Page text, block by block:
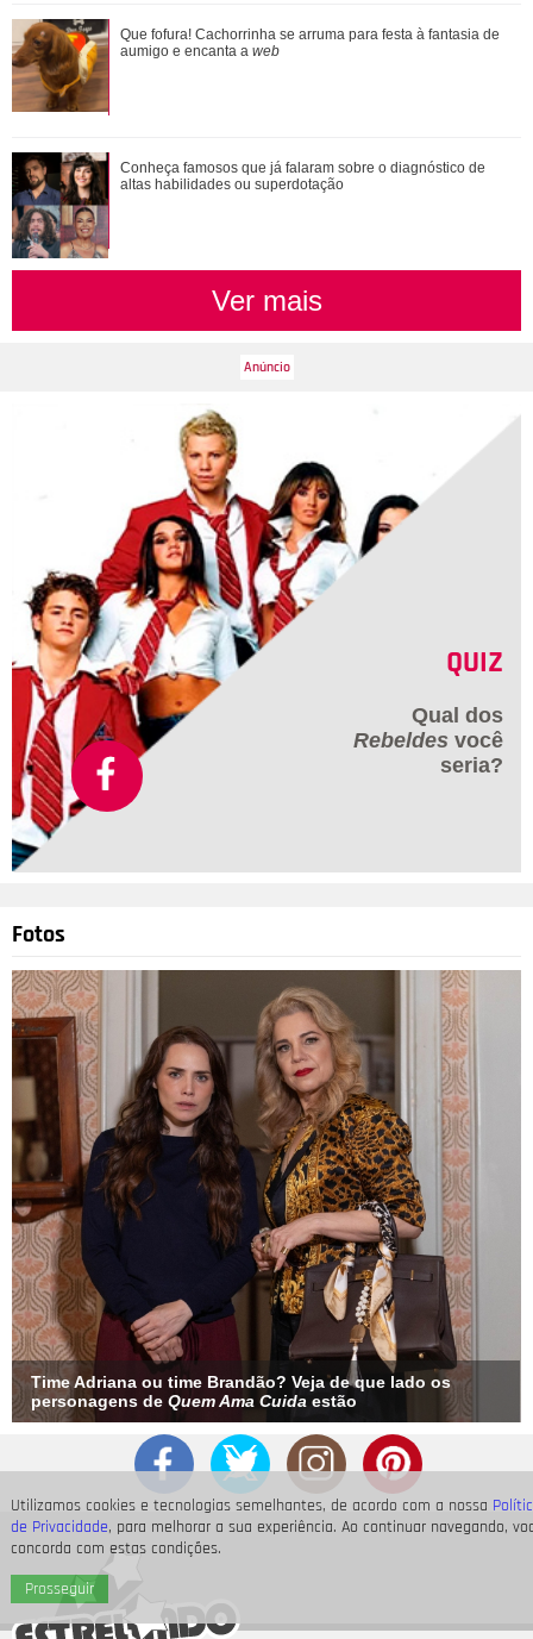
Utilizamos cookies e tecnologias semelhantes, de acordo com a nossa
de Privacidade, para melhorar a sua experiência. Ao continuar navegando,
concorda com estas condições.
Prosseguir
Durante uma conversa com Filiz sobre o ex-marido de
Irmak, Kivanç acaba revelando que Irmak ...
Que fofura! Cachorrinha se arruma para festa à fantasia de
aumigo e encanta a web
Conheça famosos que já falaram sobre o diagnóstico de
altas habilidades ou superdotação
Ver mais
QUIZ
Qual dos
Rebeldes você
seria?
Fotos
Time Adriana ou time Brandão? Veja de que lado os
personagens de Quem Ama Cuida estão